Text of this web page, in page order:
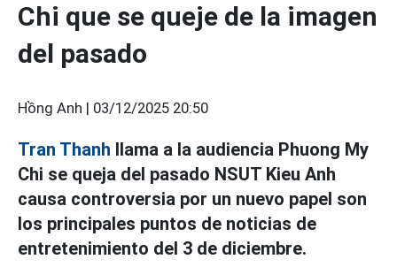
Chi que se queje de la imagen
del pasado
Hồng Anh | 03/12/2025 20:50
Tran Thanh llama a la audiencia Phuong My
Chi se queja del pasado NSUT Kieu Anh
causa controversia por un nuevo papel son
los principales puntos de noticias de
entretenimiento del 3 de diciembre.